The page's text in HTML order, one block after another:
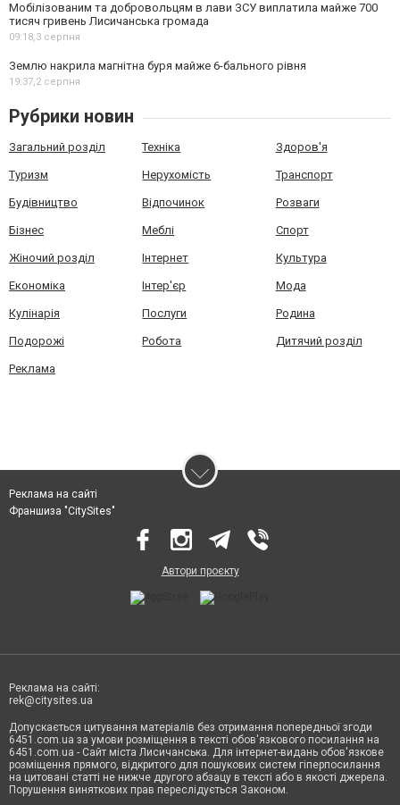
Мобілізованим та добровольцям в лави ЗСУ виплатила майже 700
тисяч гривень Лисичанська громада
09:18,3 серпня
Землю накрила магнітна буря майже 6-бального рівня
19:37,2 серпня
Рубрики новин
Загальний розділ Техніка Здоров'я
Туризм Нерухомість Транспорт
Будівництво Відпочинок Розваги
Бізнес Меблі Спорт
Жіночий розділ Інтернет Культура
Економіка Інтер'єр Мода
Кулінарія Послуги Родина
Подорожі Робота Дитячий розділ
Реклама
Реклама на сайті
Франшиза "CitySites"
Автори проєкту
Реклама на сайті:
rek@citysites.ua
Допускається цитування матеріалів без отримання попередньої згоди
6451.com.ua за умови розміщення в тексті обов'язкового посилання на
6451.com.ua - Сайт міста Лисичанська. Для інтернет-видань обов'язкове
розміщення прямого, відкритого для пошукових систем гіперпосилання
на цитовані статті не нижче другого абзацу в тексті або в якості джерела.
Порушення виняткових прав переслідується Законом.